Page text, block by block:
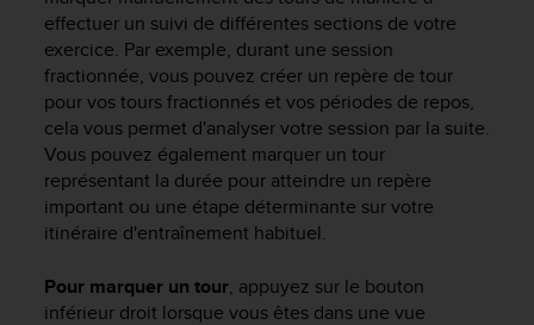
effectuer un suivi de différentes sections de votre
exercice. Par exemple, durant une session
fractionnée, vous pouvez créer un repère de tour
pour vos tours fractionnés et vos périodes de repos,
cela vous permet d'analyser votre session par la suite.
Vous pouvez également marquer un tour
représentant la durée pour atteindre un repère
important ou une étape déterminante sur votre
itinéraire d'entraînement habituel.
Pour marquer un tour, appuyez sur le bouton
inférieur droit lorsque vous êtes dans une vue